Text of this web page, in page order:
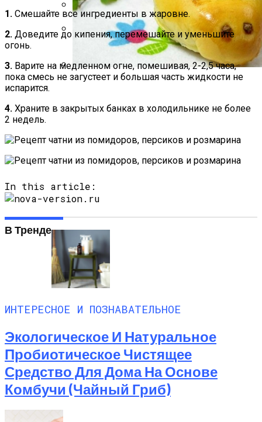
Какие Растения Сажать Для Удачи,
Любви И Богатства
Психологи Назвали 9 Признаков Того,
Что Вы Никогда Не Разбогатеете
Пирожки С Мясом «Поросята»
1. Смешайте все ингредиенты в жаровне.
2. Доведите до кипения, перемешайте и уменьшите
огонь.
3. Варите на медленном огне, помешивая, 2-2,5 часа,
пока смесь не загустеет и большая часть жидкости не
испарится.
4. Храните в закрытых банках в холодильнике не более
2 недель.
In this article:
В Тренде
ИНТЕРЕСНОЕ И ПОЗНАВАТЕЛЬНОЕ
Экологическое И Натуральное
Пробиотическое Чистящее
Средство Для Дома На Основе
Комбучи (чайный Гриб)